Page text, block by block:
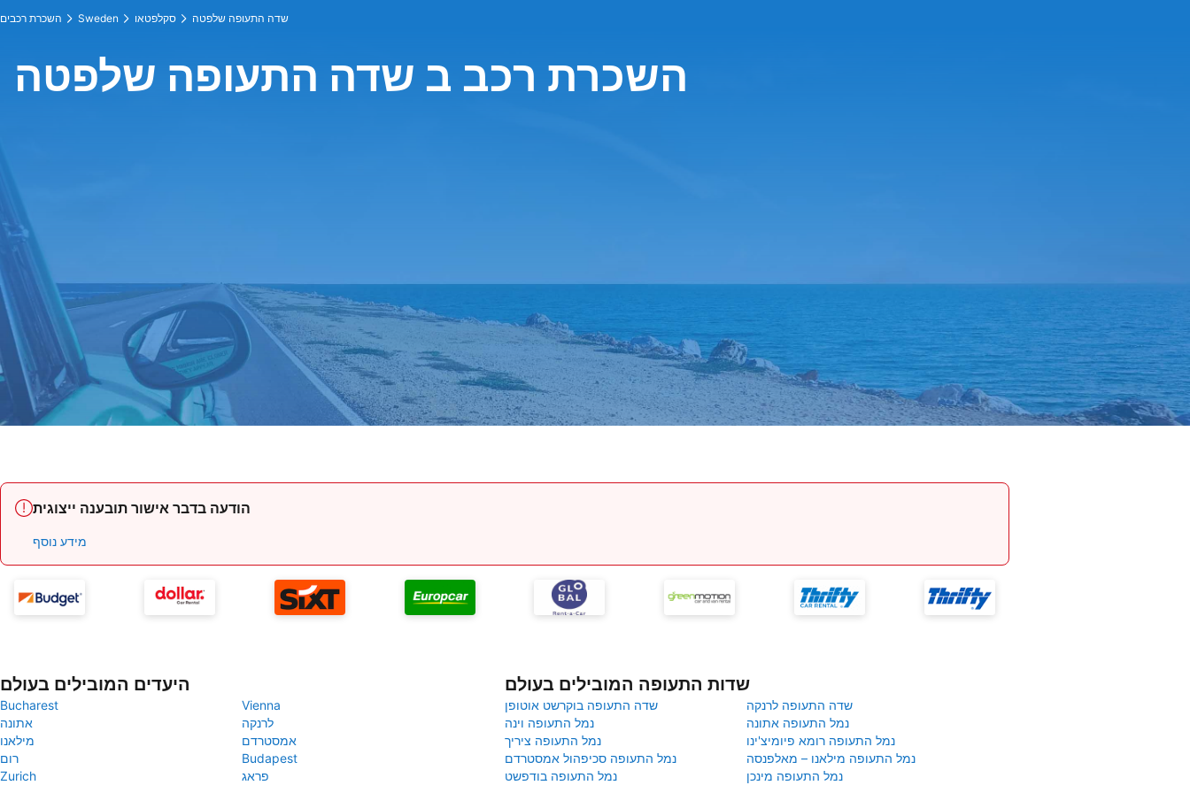
השכרת רכבים Sweden סקלפטאו שדה התעופה שלפטה
השכרת רכב ב שדה התעופה שלפטה
הודעה בדבר אישור תובענה ייצוגית
מידע נוסף
היעדים המובילים בעולם
Bucharest
Vienna
אתונה
לרנקה
מילאנו
אמסטרדם
רום
Budapest
Zurich
פראג
שדות התעופה המובילים בעולם
שדה התעופה בוקרשט אוטופן
שדה התעופה לרנקה
נמל התעופה וינה
נמל התעופה אתונה
נמל התעופה ציריך
נמל התעופה רומא פיומיצ'ינו
נמל התעופה סכיפהול אמסטרדם
נמל התעופה מילאנו – מאלפנסה
נמל התעופה בודפשט
נמל התעופה מינכן